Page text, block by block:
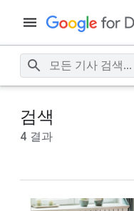
검색
4 결과